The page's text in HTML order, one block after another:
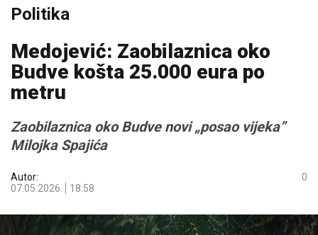
Politika
Medojević: Zaobilaznica oko
Budve košta 25.000 eura po
metru
Zaobilaznica oko Budve novi „posao vijeka”
Milojka Spajića
Autor:
07.05.2026.
18:58
0